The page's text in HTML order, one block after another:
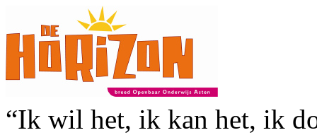
“Ik wil het, ik kan het, ik